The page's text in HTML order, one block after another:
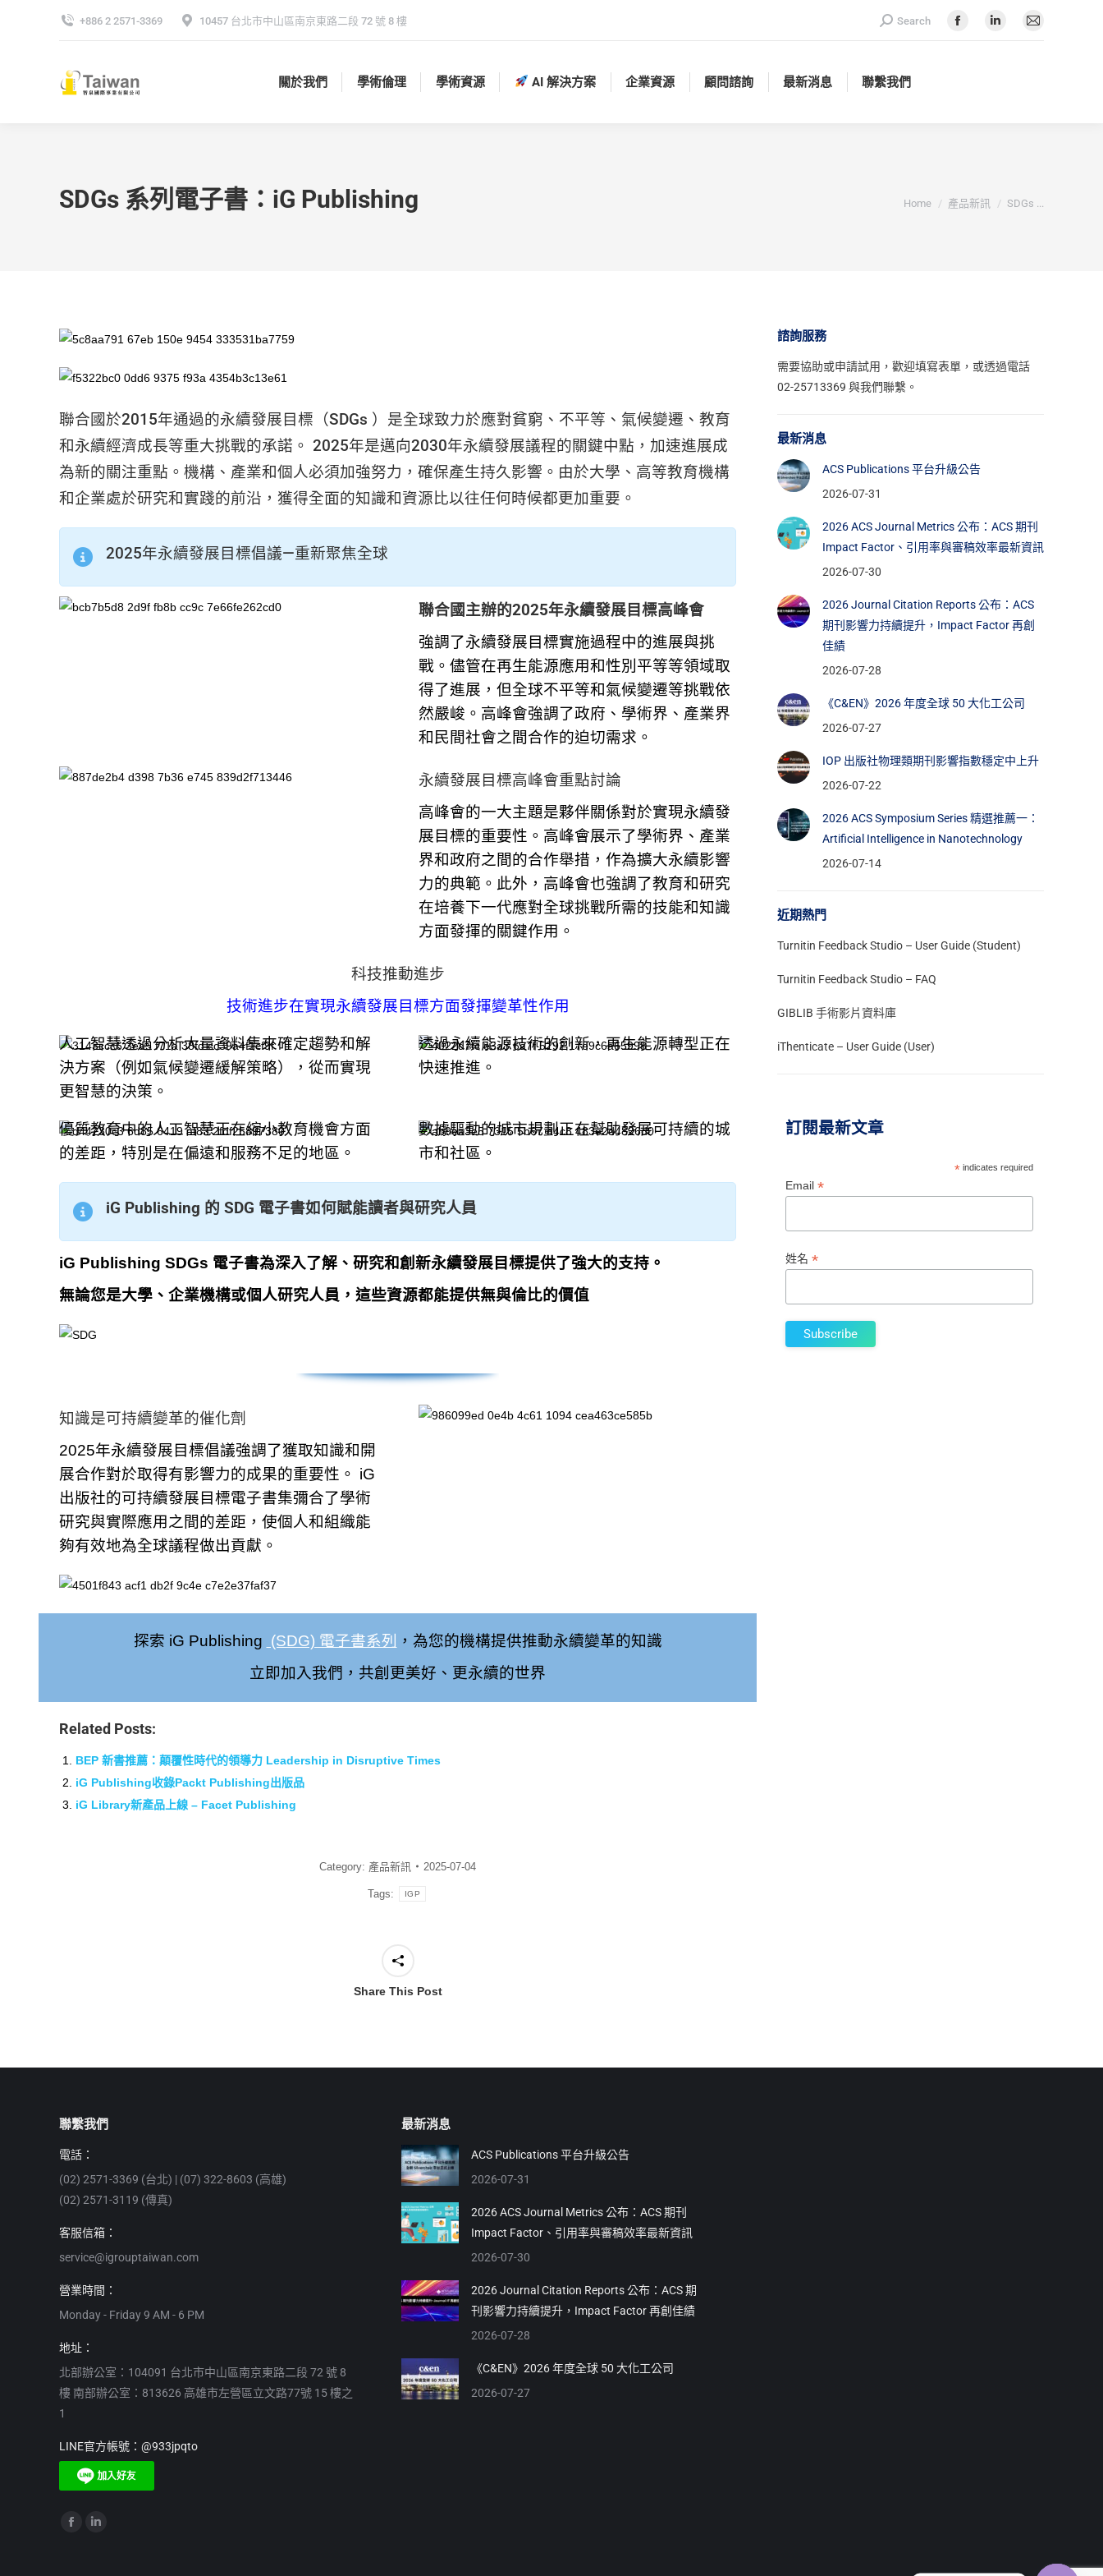
+886 2 2571-3369 10457 台北市中山區南京東路二段 72 號 8 樓 Search:Search
關於我們 學術倫理 學術資源 AI 解決方案 企業資源 顧問諮詢 最新消息 聯繫我們
SDGs 系列電子書：iG Publishing You are here:
Home 產品新訊 SDGs ...
聯合國於2015年通過的永續發展目標（SDGs ）是全球致力於應對貧窮、不平等、氣候變遷、教育
和永續經濟成長等重大挑戰的承諾。 2025年是邁向2030年永續發展議程的關鍵中點，加速進展成
為新的關注重點。機構、產業和個人必須加強努力，確保產生持久影響。由於大學、高等教育機構
和企業處於研究和實踐的前沿，獲得全面的知識和資源比以往任何時候都更加重要。
2025年永續發展目標倡議—重新聚焦全球
聯合國主辦的2025年永續發展目標高峰會
強調了永續發展目標實施過程中的進展與挑
戰。儘管在再生能源應用和性別平等等領域取
得了進展，但全球不平等和氣候變遷等挑戰依
然嚴峻。高峰會強調了政府、學術界、產業界
和民間社會之間合作的迫切需求。
永續發展目標高峰會重點討論
高峰會的一大主題是夥伴關係對於實現永續發
展目標的重要性。高峰會展示了學術界、產業
界和政府之間的合作舉措，作為擴大永續影響
力的典範。此外，高峰會也強調了教育和研究
在培養下一代應對全球挑戰所需的技能和知識
方面發揮的關鍵作用。
科技推動進步
技術進步在實現永續發展目標方面發揮變革性作用
人工智慧透過分析大量資料集來確定趨勢和解
決方案（例如氣候變遷緩解策略），從而實現
更智慧的決策。
透過永續能源技術的創新，再生能源轉型正在
快速推進。
優質教育中的人工智慧正在縮小教育機會方面
的差距，特別是在偏遠和服務不足的地區。
數據驅動的城市規劃正在幫助發展可持續的城
市和社區。
iG Publishing 的 SDG 電子書如何賦能讀者與研究人員
iG Publishing SDGs 電子書為深入了解、研究和創新永續發展目標提供了強大的支持。
無論您是大學、企業機構或個人研究人員，這些資源都能提供無與倫比的價值
知識是可持續變革的催化劑
2025年永續發展目標倡議強調了獲取知識和開
展合作對於取得有影響力的成果的重要性。 iG
出版社的可持續發展目標電子書集彌合了學術
研究與實際應用之間的差距，使個人和組織能
夠有效地為全球議程做出貢獻。
探索 iG Publishing (SDG) 電子書系列
，為您的機構提供推動永續變革的知識
立即加入我們，共創更美好、更永續的世界
Related Posts:
BEP 新書推薦：顛覆性時代的領導力 Leadership in Disruptive Times
iG Publishing收錄Packt Publishing出版品
iG Library新產品上線 – Facet Publishing
Category: 產品新訊 2025-07-04
Tags: IGP
Share This Post
諮詢服務
需要協助或申請試用， 歡迎填寫表單 ，或透過電話
02-25713369 與我們聯繫。
最新消息
ACS Publications 平台升級公告
2026-07-31
2026 ACS Journal Metrics 公布：ACS 期刊
Impact Factor、引用率與審稿效率最新資訊
2026-07-30
2026 Journal Citation Reports 公布：ACS
期刊影響力持續提升，Impact Factor 再創
佳績
2026-07-28
《C&EN》2026 年度全球 50 大化工公司
2026-07-27
IOP 出版社物理類期刊影響指數穩定中上升
2026-07-22
2026 ACS Symposium Series 精選推薦一：
Artificial Intelligence in Nanotechnology
2026-07-14
近期熱門
Turnitin Feedback Studio – User Guide (Student)
Turnitin Feedback Studio – FAQ
GIBLIB 手術影片資料庫
iThenticate – User Guide (User)
訂閱最新文章
* indicates required
Email *
姓名 *
聯繫我們
電話：
(02) 2571-3369 (台北) | (07) 322-8603 (高雄)
(02) 2571-3119 (傳真)
客服信箱：
service@igrouptaiwan.com
營業時間：
Monday - Friday 9 AM - 6 PM
地址：
北部辦公室：104091 台北市中山區南京東路二段 72 號 8
樓 南部辦公室：813626 高雄市左營區立文路77號 15 樓之
1
LINE官方帳號：@933jpqto
Find us on:
最新消息
ACS Publications 平台升級公告
2026-07-31
2026 ACS Journal Metrics 公布：ACS 期刊
Impact Factor、引用率與審稿效率最新資訊
2026-07-30
2026 Journal Citation Reports 公布：ACS 期
刊影響力持續提升，Impact Factor 再創佳績
2026-07-28
《C&EN》2026 年度全球 50 大化工公司
2026-07-27
關於我們 學術倫理 聯繫我們